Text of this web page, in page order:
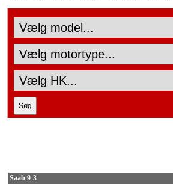
Saab 9-3